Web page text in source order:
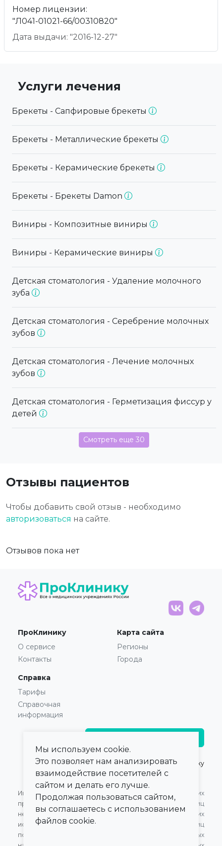
Номер лицензии:
"Л041-01021-66/00310820"
Дата выдачи: "2016-12-27"
Услуги лечения
Брекеты - Сапфировые брекеты
Брекеты - Металлические брекеты
Брекеты - Керамические брекеты
Брекеты - Брекеты Damon
Виниры - Композитные виниры
Виниры - Керамические виниры
Детская стоматология - Удаление молочного
зуба
Детская стоматология - Серебрение молочных
зубов
Детская стоматология - Лечение молочных
зубов
Детская стоматология - Герметизация фиссур у
детей
Смотреть еще 30
Отзывы пациентов
Чтобы добавить свой отзыв - необходимо
авторизоваться на сайте.
Отзывов пока нет
ПроКлинику
О сервисе
Контакты
Карта сайта
Регионы
Города
Справка
Тарифы
Справочная
информация
© 2021 — 2026,ПроКлинику
Информация,
представленная на сайте,
не может быть
использована для
постановки диагноза,
Оферта для Юридических
лиц
Оферта для Физических
лиц
Обработка персональных
Мы используем cookie.
Это позволяет нам анализировать
взаимодействие посетителей с
сайтом и делать его лучше.
Продолжая пользоваться сайтом,
вы соглашаетесь с использованием
файлов cookie.